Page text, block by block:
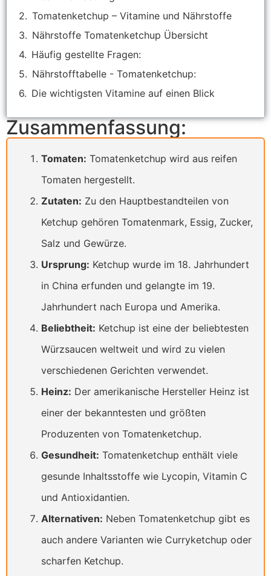
Tomatenketchup – Vitamine und Nährstoffe
Nährstoffe Tomatenketchup Übersicht
Häufig gestellte Fragen:
Nährstofftabelle - Tomatenketchup:
Die wichtigsten Vitamine auf einen Blick
Zusammenfassung:
Tomaten: Tomatenketchup wird aus reifen
Tomaten hergestellt.
Zutaten: Zu den Hauptbestandteilen von
Ketchup gehören Tomatenmark, Essig, Zucker,
Salz und Gewürze.
Ursprung: Ketchup wurde im 18. Jahrhundert
in China erfunden und gelangte im 19.
Jahrhundert nach Europa und Amerika.
Beliebtheit: Ketchup ist eine der beliebtesten
Würzsaucen weltweit und wird zu vielen
verschiedenen Gerichten verwendet.
Heinz: Der amerikanische Hersteller Heinz ist
einer der bekanntesten und größten
Produzenten von Tomatenketchup.
Gesundheit: Tomatenketchup enthält viele
gesunde Inhaltsstoffe wie Lycopin, Vitamin C
und Antioxidantien.
Alternativen: Neben Tomatenketchup gibt es
auch andere Varianten wie Curryketchup oder
scharfen Ketchup.